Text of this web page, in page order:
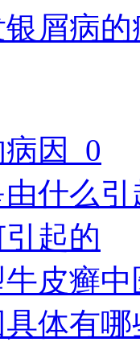
银屑病的
因_0
什么
起的
皮癣
体有哪